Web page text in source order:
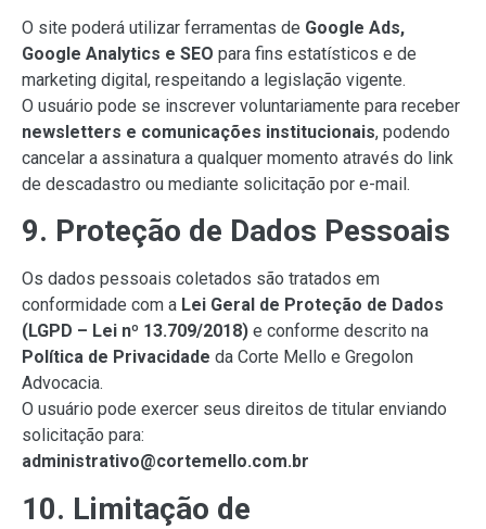
O site poderá utilizar ferramentas de Google Ads,
Google Analytics e SEO para fins estatísticos e de
marketing digital, respeitando a legislação vigente.
O usuário pode se inscrever voluntariamente para receber
newsletters e comunicações institucionais, podendo
cancelar a assinatura a qualquer momento através do link
de descadastro ou mediante solicitação por e-mail.
9. Proteção de Dados Pessoais
Os dados pessoais coletados são tratados em
conformidade com a Lei Geral de Proteção de Dados
(LGPD – Lei nº 13.709/2018) e conforme descrito na
Política de Privacidade da Corte Mello e Gregolon
Advocacia.
O usuário pode exercer seus direitos de titular enviando
solicitação para:
administrativo@cortemello.com.br
10. Limitação de